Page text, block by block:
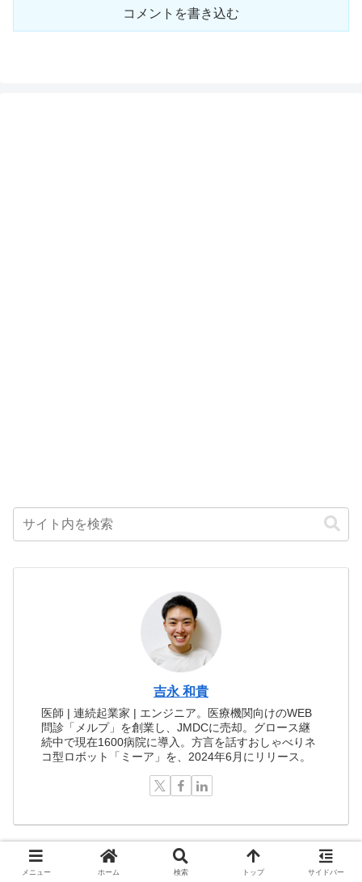
コメントを書き込む
吉永 和貴
医師 | 連続起業家 | エンジニア。医療機関向けのWEB
問診「メルプ」を創業し、JMDCに売却。グロース継
続中で現在1600病院に導入。方言を話すおしゃべりネ
コ型ロボット「ミーア」を、2024年6月にリリース。
メニュー ホーム 検索 トップ サイドバー